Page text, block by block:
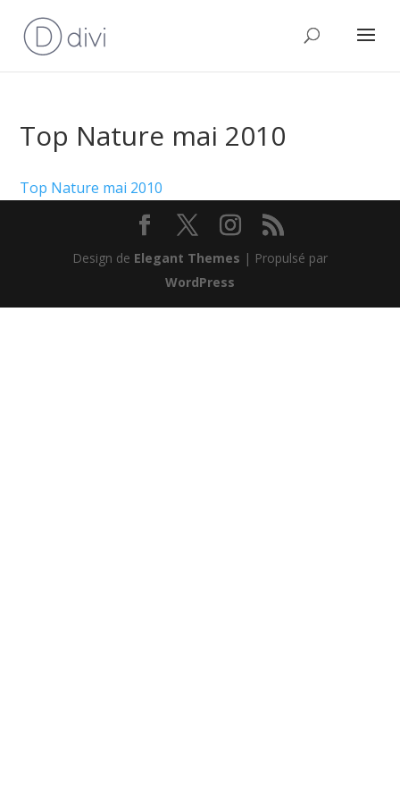
Top Nature mai 2010
Top Nature mai 2010
Design de Elegant Themes | Propulsé par
WordPress